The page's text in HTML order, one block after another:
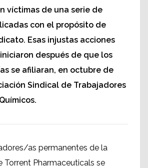
víctimas de una serie de
con el propósito de
Esas injustas acciones
después de que los
se afiliaran, en octubre de
Sindical de Trabajadores
as permanentes de la
Torrent Pharmaceuticals se